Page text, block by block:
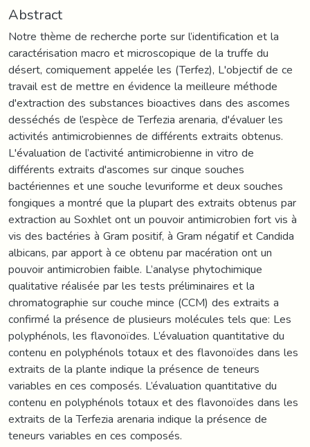
Abstract
Notre thème de recherche porte sur l’identification et la
caractérisation macro et microscopique de la truffe du
désert, comiquement appelée les (Terfez), L'objectif de ce
travail est de mettre en évidence la meilleure méthode
d'extraction des substances bioactives dans des ascomes
desséchés de l’espèce de Terfezia arenaria, d'évaluer les
activités antimicrobiennes de différents extraits obtenus.
L'évaluation de l’activité antimicrobienne in vitro de
différents extraits d'ascomes sur cinque souches
bactériennes et une souche levuriforme et deux souches
fongiques a montré que la plupart des extraits obtenus par
extraction au Soxhlet ont un pouvoir antimicrobien fort vis à
vis des bactéries à Gram positif, à Gram négatif et Candida
albicans, par apport à ce obtenu par macération ont un
pouvoir antimicrobien faible. L’analyse phytochimique
qualitative réalisée par les tests préliminaires et la
chromatographie sur couche mince (CCM) des extraits a
confirmé la présence de plusieurs molécules tels que: Les
polyphénols, les flavonoïdes. L’évaluation quantitative du
contenu en polyphénols totaux et des flavonoïdes dans les
extraits de la plante indique la présence de teneurs
variables en ces composés. L’évaluation quantitative du
contenu en polyphénols totaux et des flavonoïdes dans les
extraits de la Terfezia arenaria indique la présence de
teneurs variables en ces composés.